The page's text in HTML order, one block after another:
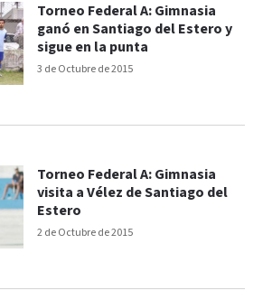
3 de Octubre de 2015
Torneo Federal A: Gimnasia
ganó en Santiago del Estero y
sigue en la punta
2 de Octubre de 2015
Torneo Federal A: Gimnasia
visita a Vélez de Santiago del
Estero